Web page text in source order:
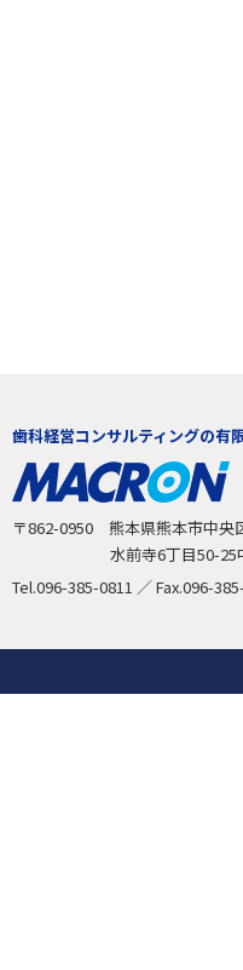
歯科経営コンサルティングの有
〒862-0950 熊本県熊本市中央
水前寺6丁目50-25中
Tel.096-385-0811 ／ Fax.096-